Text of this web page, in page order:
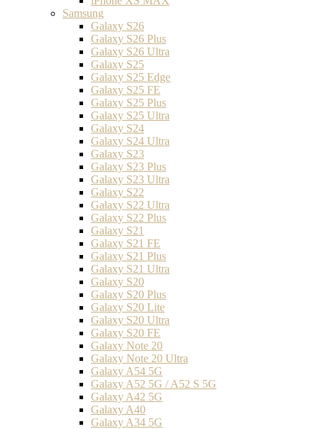
Samsung
Galaxy S26
Galaxy S26 Plus
Galaxy S26 Ultra
Galaxy S25
Galaxy S25 Edge
Galaxy S25 FE
Galaxy S25 Plus
Galaxy S25 Ultra
Galaxy S24
Galaxy S24 Ultra
Galaxy S23
Galaxy S23 Plus
Galaxy S23 Ultra
Galaxy S22
Galaxy S22 Ultra
Galaxy S22 Plus
Galaxy S21
Galaxy S21 FE
Galaxy S21 Plus
Galaxy S21 Ultra
Galaxy S20
Galaxy S20 Plus
Galaxy S20 Lite
Galaxy S20 Ultra
Galaxy S20 FE
Galaxy Note 20
Galaxy Note 20 Ultra
Galaxy A54 5G
Galaxy A52 5G / A52 S 5G
Galaxy A42 5G
Galaxy A40
Galaxy A34 5G